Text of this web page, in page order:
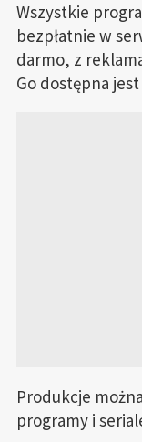
Wszystkie
bezpłatnie w
darmo, z
Go dostępna
Produkcje
programy i